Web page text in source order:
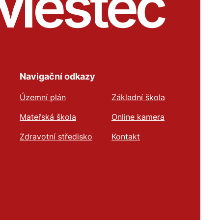
Navigační odkazy
Územní plán
Základní škola
Mateřská škola
Online kamera
Zdravotní středisko
Kontakt